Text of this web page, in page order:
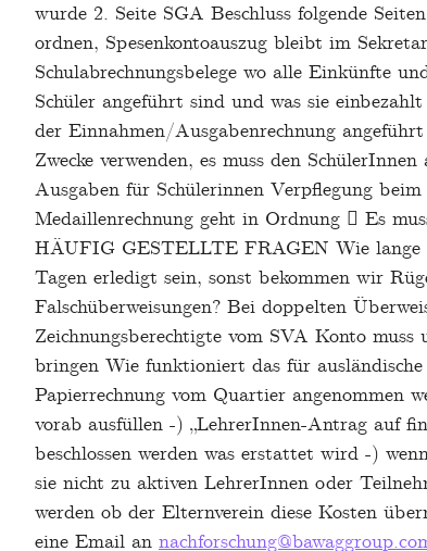
wurde 2. Seite SGA Beschluss folgende
ordnen, Spesenkontoauszug bleibt im
Schulabrechnungsbelege wo alle Einkünfte
Schüler angeführt sind und was sie
der Einnahmen/Ausgabenrechnung
Zwecke verwenden, es muss den
Ausgaben für Schülerinnen Verpflegung
Medaillenrechnung geht in Ordnung  Es
HÄUFIG GESTELLTE FRAGEN Wie
Tagen erledigt sein, sonst bekommen wir
Falschüberweisungen? Bei doppelten
Zeichnungsberechtigte vom SVA Konto
bringen Wie funktioniert das für ausländische
Papierrechnung vom Quartier angenommen
vorab ausfüllen -) „LehrerInnen-Antrag auf
beschlossen werden was erstattet wird -)
sie nicht zu aktiven LehrerInnen oder
werden ob der Elternverein diese Kosten
eine Email an